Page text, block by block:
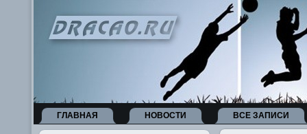
ГЛАВНАЯ НОВОСТИ ВСЕ ЗАПИСИ